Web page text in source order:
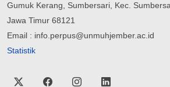
Gumuk Kerang, Sumbersari, Kec.
Jawa Timur 68121
Email : info.perpus@unmuhjember.ac.id
Statistik